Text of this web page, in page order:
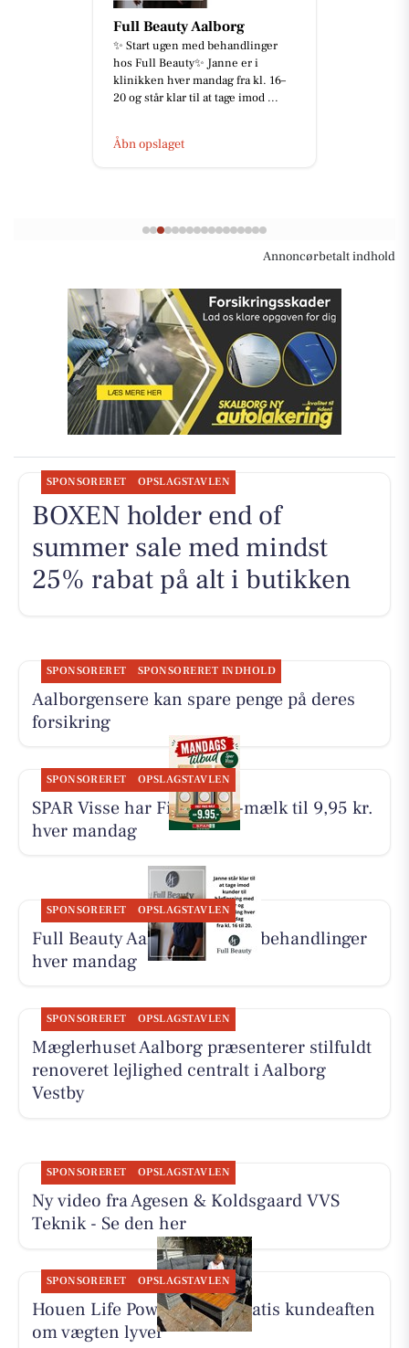
Full Beauty Aalborg
✨ Start ugen med behandlinger
hos Full Beauty✨ Janne er i
klinikken hver mandag fra kl. 16–
20 og står klar til at tage imod ...
Åbn opslaget
Annoncørbetalt indhold
SPONSORERET OPSLAGSTAVLEN
BOXEN holder end of
summer sale med mindst
25% rabat på alt i butikken
SPONSORERET SPONSORERET INDHOLD
Aalborgensere kan spare penge på deres
forsikring
SPONSORERET OPSLAGSTAVLEN
SPAR Visse har First Price-mælk til 9,95 kr.
hver mandag
SPONSORERET OPSLAGSTAVLEN
Full Beauty Aalborg tilbyder behandlinger
hver mandag
SPONSORERET OPSLAGSTAVLEN
Mæglerhuset Aalborg præsenterer stilfuldt
renoveret lejlighed centralt i Aalborg
Vestby
SPONSORERET OPSLAGSTAVLEN
Ny video fra Agesen & Koldsgaard VVS
Teknik - Se den her
SPONSORERET OPSLAGSTAVLEN
Houen Life Power holder gratis kundeaften
om vægten lyver